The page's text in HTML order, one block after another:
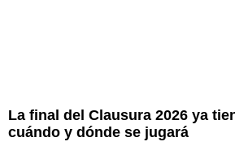
La final del Clausura 2026 ya
cuándo y dónde se jugará